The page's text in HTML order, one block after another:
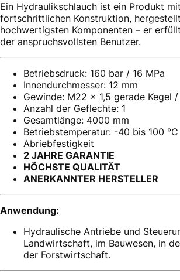
Ein Hydraulikschlauch ist ein Produkt
fortschrittlichen Konstruktion,
hochwertigsten Komponenten – er
der anspruchsvollsten Benutzer.
Betriebsdruck: 160 bar / 16 MPa
Innendurchmesser: 12 mm
Gewinde: M22 x 1,5 gerade Kegel
Anzahl der Geflechte: 1
Gesamtlänge: 4000 mm
Betriebstemperatur: -40 bis 100 °C
Abriebfestigkeit
2 JAHRE GARANTIE
HÖCHSTE QUALITÄT
ANERKANNTER HERSTELLER
Anwendung:
Hydraulische Antriebe und
Landwirtschaft, im Bauwesen, in
der Forstwirtschaft.